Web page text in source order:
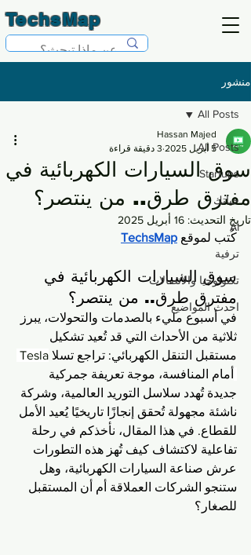
TechsMap
منشور
All Posts
Startups
حياتك
AI
ترفية
تكنولوجيا والأتصالات
احدث المواضيع
All Posts
سوق السيارات الكهربائية في
مفترق طرق.. من ينتصر؟
Hassan Majed
5 أبريل 2025
3 دقيقة قراءة
تاريخ التحديث: 16 أبريل 2025
كُتب لموقع TechsMap
سوق السيارات الكهربائية في
مفترق طرق.. من ينتصر؟
في أسبوع مليء بالصدمات والتحولات، يبرز
ثلاثية من الأحداث التي قد تُعيد تشكيل
مستقبل التنقل الكهربائي: تراجع تسلا
أمام المنافسة، موجة تعريفة جمركية
جديدة تُهدد سلاسل التوريد العالمية، وشركة
ناشئة مجهولة تُحقق إنجازًا تاريخيًا يُعيد الأمل
للقطاع. في هذا المقال، نأخذكم في رحلة
تفاعلية لاكتشاف كيف تُهز هذه التطورات
عرش صناعة السيارات الكهربائية، وهل
ستنجو الشركات العملاقة أم أن المستقبل
للصغار؟